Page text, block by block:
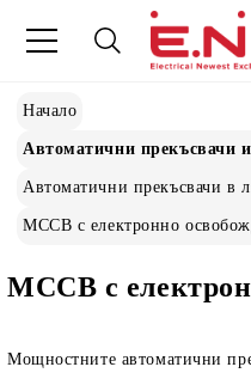
Начало
Автоматични прекъсвачи
Автоматични прекъсвачи в
MCCB с електронно
MCCB с
Мощностните автоматични